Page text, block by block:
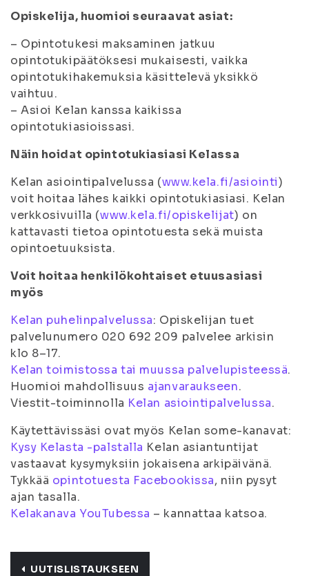
Opiskelija, huomioi seuraavat asiat:
– Opintotukesi maksaminen jatkuu
opintotukipäätöksesi mukaisesti, vaikka
opintotukihakemuksia käsittelevä yksikkö
vaihtuu.
– Asioi Kelan kanssa kaikissa
opintotukiasioissasi.
Näin hoidat opintotukiasiasi Kelassa
Kelan asiointipalvelussa (www.kela.fi/asiointi)
voit hoitaa lähes kaikki opintotukiasiasi. Kelan
verkkosivuilla (www.kela.fi/opiskelijat) on
kattavasti tietoa opintotuesta sekä muista
opintoetuuksista.
Voit hoitaa henkilökohtaiset etuusasiasi
myös
Kelan puhelinpalvelussa: Opiskelijan tuet
palvelunumero 020 692 209 palvelee arkisin
klo 8–17.
Kelan toimistossa tai muussa palvelupisteessä.
Huomioi mahdollisuus ajanvaraukseen.
Viestit-toiminnolla Kelan asiointipalvelussa.
Käytettävissäsi ovat myös Kelan some-kanavat:
Kysy Kelasta -palstalla Kelan asiantuntijat
vastaavat kysymyksiin jokaisena arkipäivänä.
Tykkää opintotuesta Facebookissa, niin pysyt
ajan tasalla.
Kelakanava YouTubessa – kannattaa katsoa.
UUTISLISTAUKSEEN